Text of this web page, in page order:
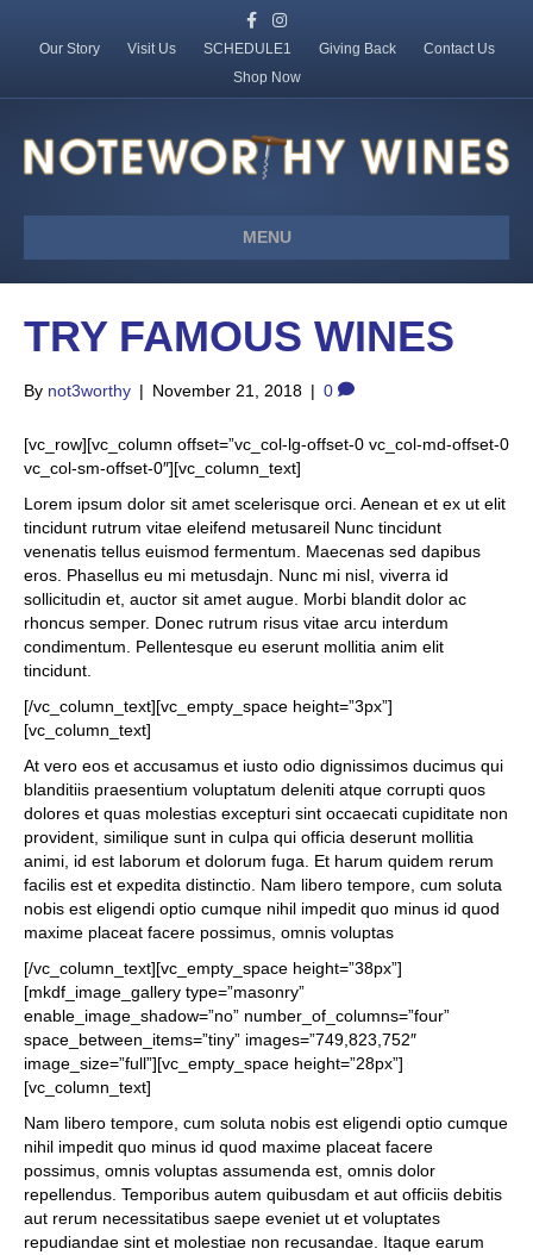
c
b
o
s
a
g
m
Our Story Visit Us SCHEDULE1 Giving Back
Contact Us
Shop Now
MENU
TRY FAMOUS WINES
By not3worthy | November 21, 2018 | 0
[vc_row][vc_column offset=”vc_col-lg-offset-0 vc_col-md-offset-0
vc_col-sm-offset-0″][vc_column_text]
Lorem ipsum dolor sit amet scelerisque orci. Aenean et ex ut elit
tincidunt rutrum vitae eleifend metusareil Nunc tincidunt
venenatis tellus euismod fermentum. Maecenas sed dapibus
eros. Phasellus eu mi metusdajn. Nunc mi nisl, viverra id
sollicitudin et, auctor sit amet augue. Morbi blandit dolor ac
rhoncus semper. Donec rutrum risus vitae arcu interdum
condimentum. Pellentesque eu eserunt mollitia anim elit
tincidunt.
[/vc_column_text][vc_empty_space height=”3px”]
[vc_column_text]
At vero eos et accusamus et iusto odio dignissimos ducimus qui
blanditiis praesentium voluptatum deleniti atque corrupti quos
dolores et quas molestias excepturi sint occaecati cupiditate non
provident, similique sunt in culpa qui officia deserunt mollitia
animi, id est laborum et dolorum fuga. Et harum quidem rerum
facilis est et expedita distinctio. Nam libero tempore, cum soluta
nobis est eligendi optio cumque nihil impedit quo minus id quod
maxime placeat facere possimus, omnis voluptas
[/vc_column_text][vc_empty_space height=”38px”]
[mkdf_image_gallery type=”masonry”
enable_image_shadow=”no” number_of_columns=”four”
space_between_items=”tiny” images=”749,823,752″
image_size=”full”][vc_empty_space height=”28px”]
[vc_column_text]
Nam libero tempore, cum soluta nobis est eligendi optio cumque
nihil impedit quo minus id quod maxime placeat facere
possimus, omnis voluptas assumenda est, omnis dolor
repellendus. Temporibus autem quibusdam et aut officiis debitis
aut rerum necessitatibus saepe eveniet ut et voluptates
repudiandae sint et molestiae non recusandae. Itaque earum